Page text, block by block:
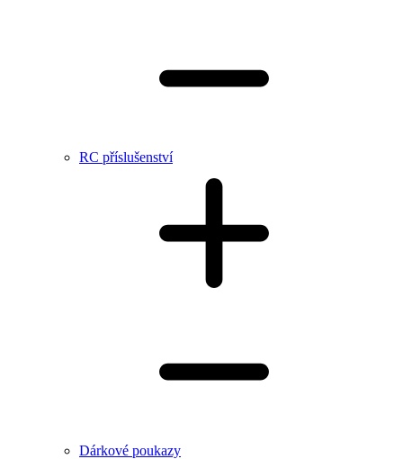
RC příslušenství
Dárkové poukazy